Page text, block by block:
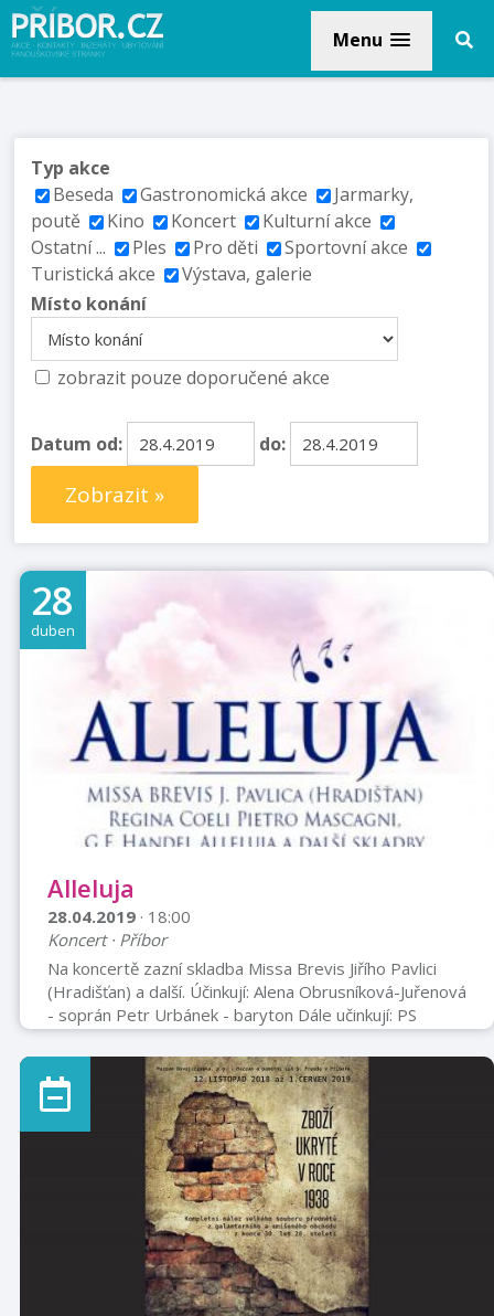
Menu
Typ akce
Beseda
Gastronomická akce
Jarmarky,
poutě
Kino Koncert
Kulturní akce
Ostatní ...
Ples Pro děti
Sportovní akce
Turistická akce
Výstava, galerie
Místo konání
zobrazit pouze doporučené akce
Datum od: do:
Zobrazit »
28
duben
Alleluja
28.04.2019 · 18:00
Koncert · Příbor
Na koncertě zazní skladba Missa Brevis Jiřího Pavlici
(Hradišťan) a další. Účinkují: Alena Obrusníková-Juřenová
- soprán Petr Urbánek - baryton Dále učinkují: PS
Ondráš NJ, PS Kopřivnice, Chrámový sbor Hustopeče
nad Bečvou a Příbor, Velký symfonický orchestr
Sdružení hudebníků Příbor Dirigent: Zdeněk Pukovec
Kostel svatého Valentina